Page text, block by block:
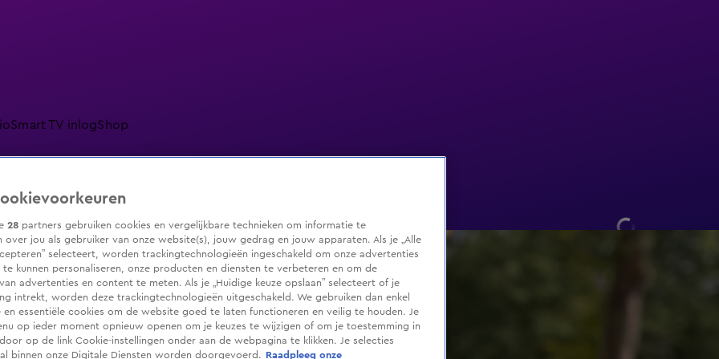
Smart TV inlogShop
Livestreams Shop
28 partners gebruiken cookies en vergelijkbare technieken om informatie te
over jou als gebruiker van onze website(s), jouw gedrag en jouw apparaten. Als je „Alle
selecteert, worden trackingtechnologieën ingeschakeld om onze advertenties
kunnen personaliseren, onze producten en diensten te verbeteren en om de
advertenties en content te meten. Als je „Huidige keuze opslaan” selecteert of je
intrekt, worden deze trackingtechnologieën uitgeschakeld. We gebruiken dan enkel
en essentiële cookies om de website goed te laten functioneren en veilig te houden. Je
op ieder moment opnieuw openen om je keuzes te wijzigen of om je toestemming in
op de link Cookie-instellingen onder aan de webpagina te klikken. Je selecties
binnen onze Digitale Diensten worden doorgevoerd.
Raadpleeg onze